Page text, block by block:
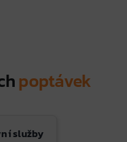
poptávek
služby